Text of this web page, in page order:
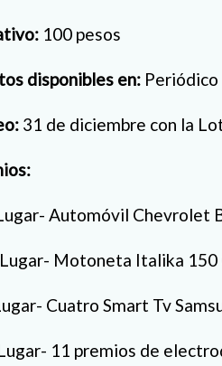
100 pesos
disponibles en:
31 de diciembre con la
Automóvil Chevrolet
Motoneta Italika 150
Cuatro Smart Tv
11 premios de